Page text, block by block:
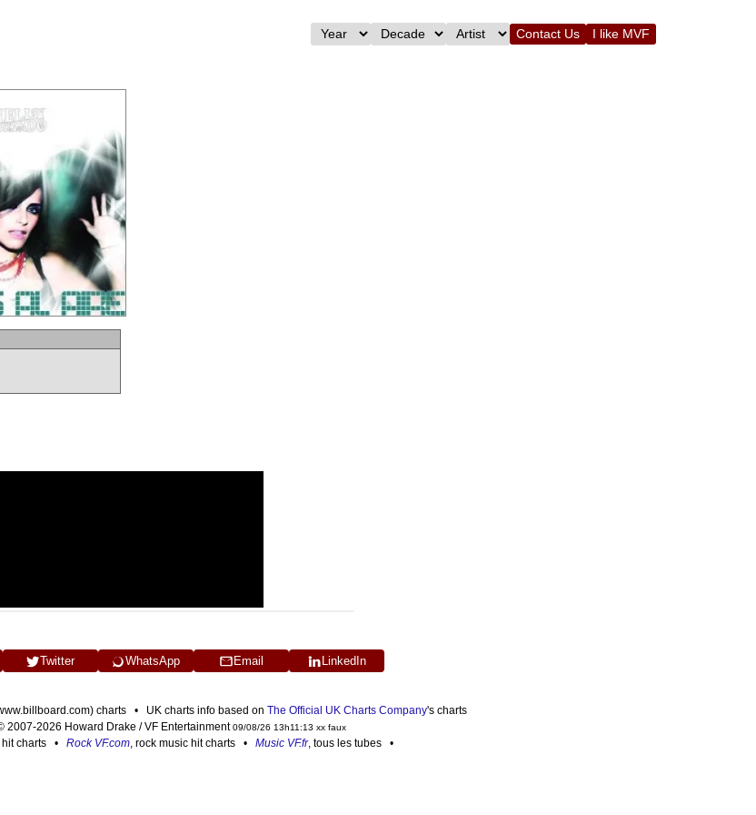
Contact Us I like MVF
Twitter WhatsApp Email LinkedIn
charts • UK charts info based on The Official UK Charts Company's charts
2007-2026 Howard Drake / VF Entertainment09/08/26 13h11:13 xx faux
hit charts • Rock VF.com, rock music hit charts • Music VF.fr, tous les tubes •